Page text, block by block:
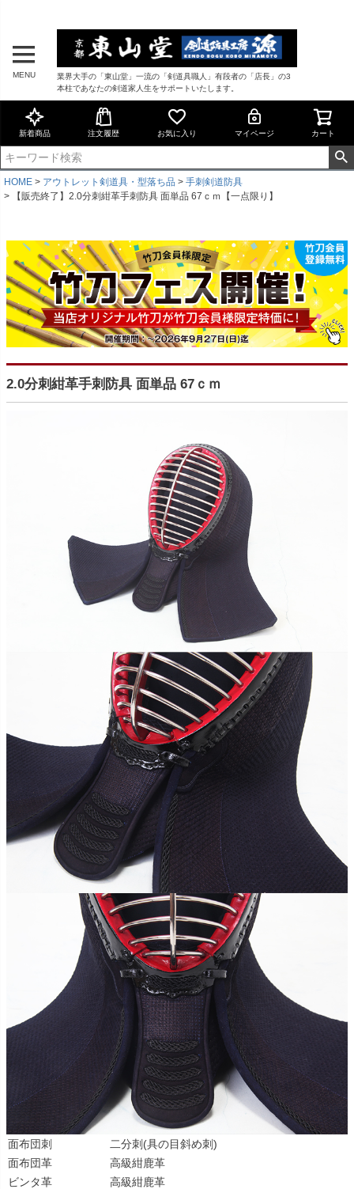
MENU
業界大手の「東山堂」一流の「剣道具職人」有段者の「店長」の3
本柱であなたの剣道家人生をサポートいたします。
新着商品 注文履歴 お気に入り マイページ カート
HOME アウトレット剣道具・型落ち品
手刺剣道防具
【販売終了】2.0分刺紺革手刺防具 面単品 67ｃｍ【一点限り】
2.0分刺紺革手刺防具 面単品 67ｃｍ
面布団刺
二分刺(具の目斜め刺)
面布団革
高級紺鹿革
ビンタ革
高級紺鹿革